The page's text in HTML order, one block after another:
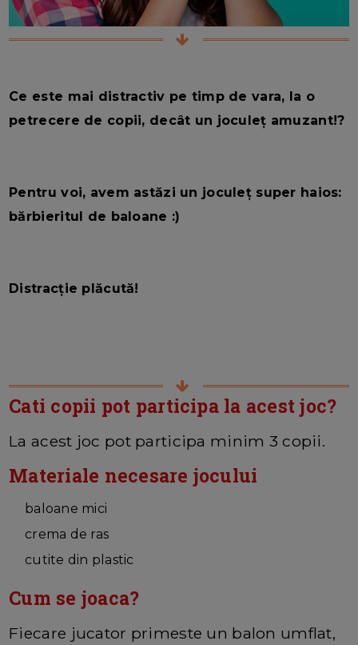
Ce este mai distractiv pe timp de vara, la o
petrecere de copii, decât un joculeț amuzant!?
Pentru voi, avem astăzi un joculeț super haios:
bărbieritul de baloane :)
Distracție plăcută!
Cati copii pot participa la acest joc?
La acest joc pot participa minim 3 copii.
Materiale necesare jocului
baloane mici
crema de ras
cutite din plastic
Cum se joaca?
Fiecare jucator primeste un balon umflat,